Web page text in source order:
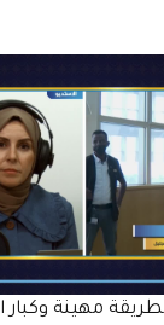
مهينة وكبار